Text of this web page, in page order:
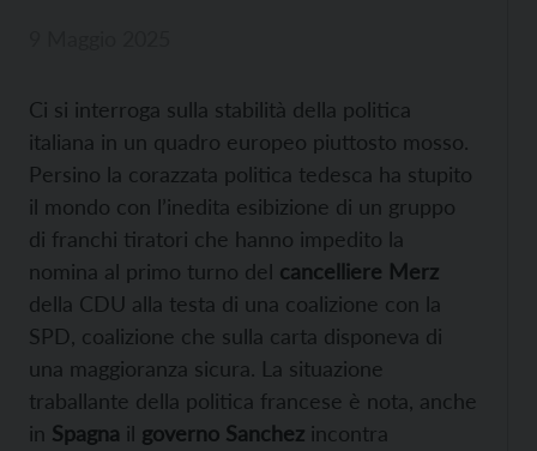
Ci si interroga sulla stabilità della politica
italiana in un quadro europeo piuttosto mosso.
Persino la corazzata politica tedesca ha stupito
il mondo con l’inedita esibizione di un gruppo
di franchi tiratori che hanno impedito la
nomina al primo turno del cancelliere Merz
della CDU alla testa di una coalizione con la
SPD, coalizione che sulla carta disponeva di
una maggioranza sicura. La situazione
traballante della politica francese è nota, anche
in Spagna il governo Sanchez incontra